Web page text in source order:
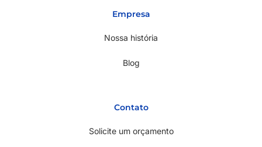
Empresa
Nossa história
Blog
Contato
Solicite um orçamento